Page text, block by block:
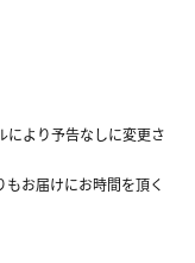
より予告なしに変更さ
お届けにお時間を頂く